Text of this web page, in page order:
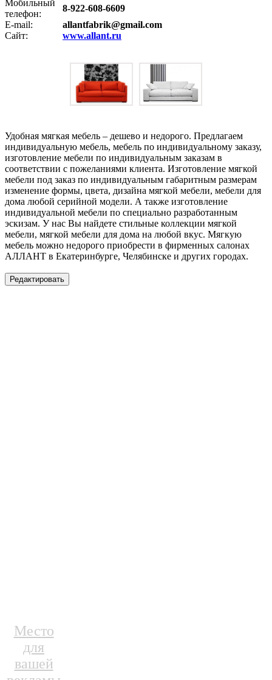
Мобильный
телефон:
8-922-608-6609
E-mail:
allantfabrik@gmail.com
Сайт:
www.allant.ru
Удобная мягкая мебель – дешево и недорого. Предлагаем
индивидуальную мебель, мебель по индивидуальному заказу,
изготовление мебели по индивидуальным заказам в
соответствии с пожеланиями клиента. Изготовление мягкой
мебели под заказ по индивидуальным габаритным размерам
изменение формы, цвета, дизайна мягкой мебели, мебели для
дома любой серийной модели. А также изготовление
индивидуальной мебели по специально разработанным
эскизам. У нас Вы найдете стильные коллекции мягкой
мебели, мягкой мебели для дома на любой вкус. Мягкую
мебель можно недорого приобрести в фирменных салонах
АЛЛАНТ в Екатеринбурге, Челябинске и других городах.
Место
для
вашей